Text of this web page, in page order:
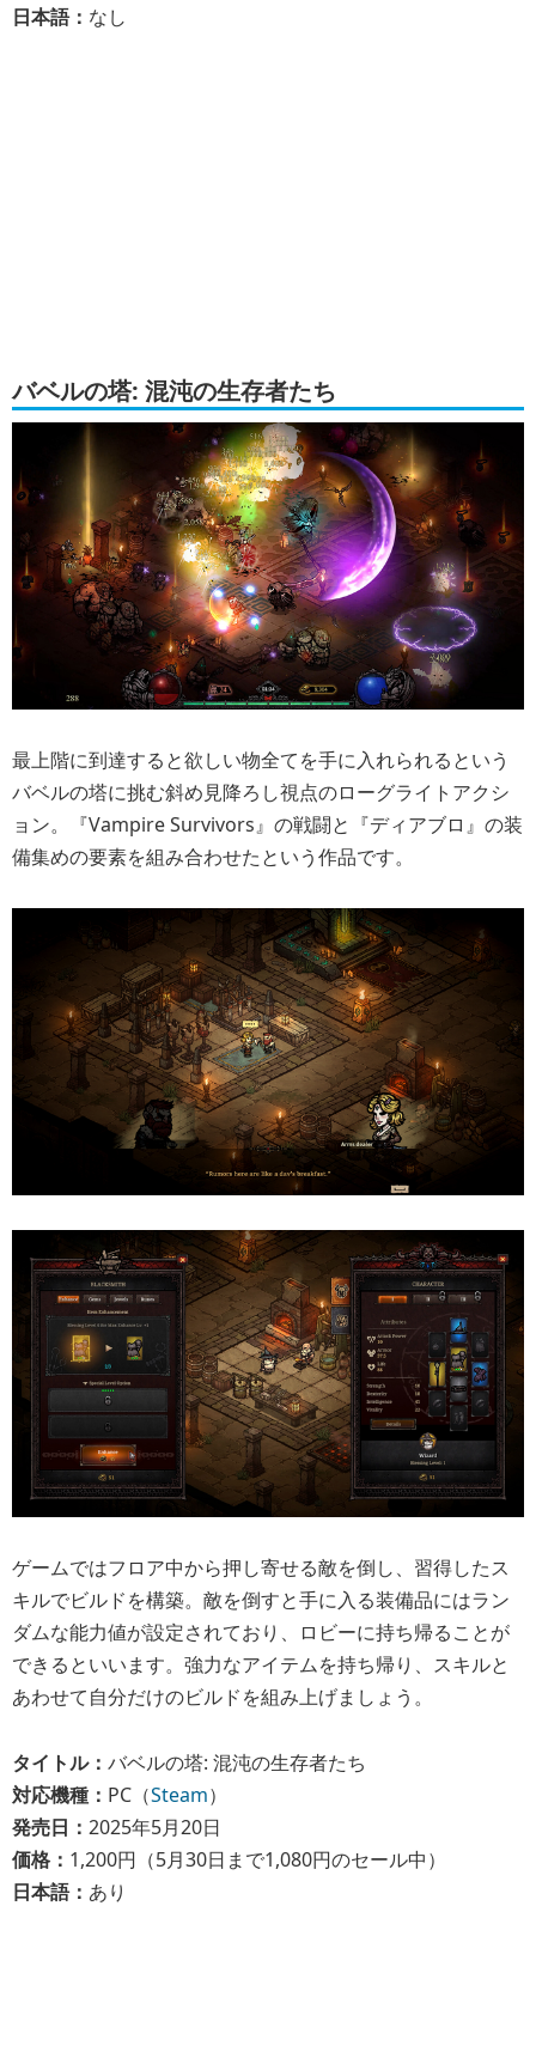
日本語： なし
バベルの塔: 混沌の生存者たち
最上階に到達すると欲しい物全てを手に入れられるという
バベルの塔に挑む斜め見降ろし視点のローグライトアクシ
ョン。『Vampire Survivors』の戦闘と『ディアブロ』の装
備集めの要素を組み合わせたという作品です。
ゲームではフロア中から押し寄せる敵を倒し、習得したス
キルでビルドを構築。敵を倒すと手に入る装備品にはラン
ダムな能力値が設定されており、ロビーに持ち帰ることが
できるといいます。強力なアイテムを持ち帰り、スキルと
あわせて自分だけのビルドを組み上げましょう。
タイトル： バベルの塔: 混沌の生存者たち
対応機種： PC（Steam）
発売日： 2025年5月20日
価格： 1,200円（5月30日まで1,080円のセール中）
日本語： あり